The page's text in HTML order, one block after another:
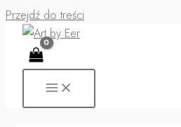
Przejdź do treści